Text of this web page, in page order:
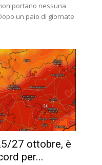
portano nessuna
un paio di giornate
27 ottobre, è
per...